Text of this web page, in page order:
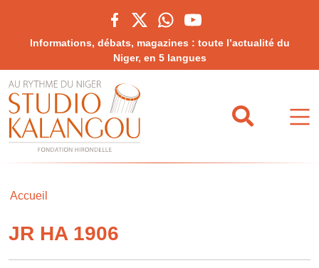
Informations, débats, magazines : toute l’actualité du
Niger, en 5 langues
Accueil
JR HA 1906